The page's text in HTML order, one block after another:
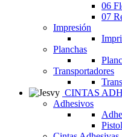
06
07
Impresión
Planchas
Transportadores
CINTAS
Adhesivos